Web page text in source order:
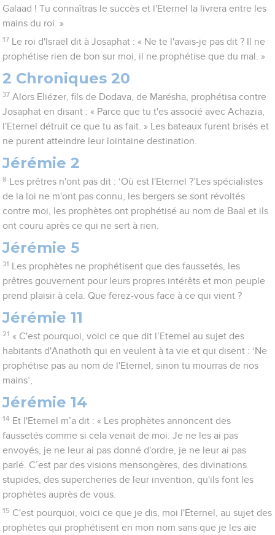
Galaad ! Tu connaîtras le succès et l'Eternel la livrera entre les
mains du roi. »
17
Le roi d'Israël dit à Josaphat : « Ne te l'avais-je pas dit ? Il ne
prophétise rien de bon sur moi, il ne prophétise que du mal. »
2 Chroniques 20
37 Alors Eliézer, fils de Dodava, de Marésha, prophétisa contre
Josaphat en disant : « Parce que tu t'es associé avec Achazia,
l'Eternel détruit ce que tu as fait. » Les bateaux furent brisés et
ne purent atteindre leur lointaine destination.
Jérémie 2
8
Les prêtres n'ont pas dit : ‘Où est l'Eternel ?’Les spécialistes
de la loi ne m'ont pas connu, les bergers se sont révoltés
contre moi, les prophètes ont prophétisé au nom de Baal et ils
ont couru après ce qui ne sert à rien.
Jérémie 5
31
Les prophètes ne prophétisent que des faussetés, les
prêtres gouvernent pour leurs propres intérêts et mon peuple
prend plaisir à cela. Que ferez-vous face à ce qui vient ?
Jérémie 11
21 « C'est pourquoi, voici ce que dit l’Eternel au sujet des
habitants d'Anathoth qui en veulent à ta vie et qui disent : ‘Ne
prophétise pas au nom de l'Eternel, sinon tu mourras de nos
mains’,
Jérémie 14
14 Et l'Eternel m’a dit : « Les prophètes annoncent des
faussetés comme si cela venait de moi. Je ne les ai pas
envoyés, je ne leur ai pas donné d'ordre, je ne leur ai pas
parlé. C’est par des visions mensongères, des divinations
stupides, des supercheries de leur invention, qu'ils font les
prophètes auprès de vous.
15 C'est pourquoi, voici ce que je dis, moi l'Eternel, au sujet des
prophètes qui prophétisent en mon nom sans que je les aie